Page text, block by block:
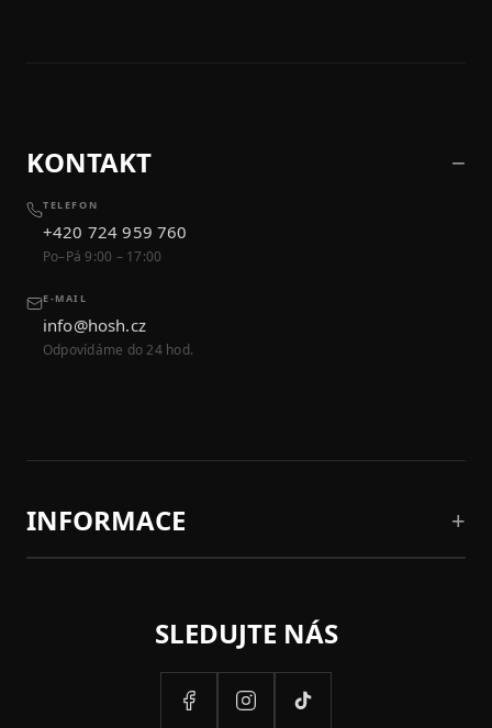
KONTAKT
TELEFON
+420 724 959 760
Po–Pá 9:00 – 17:00
E-MAIL
info@hosh.cz
Odpovídáme do 24 hod.
INFORMACE
SLEDUJTE NÁS